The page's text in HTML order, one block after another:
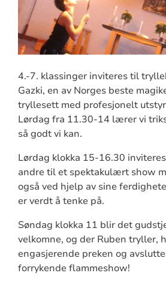
4.-7. klassinger inviteres til
Gazki, en av Norges beste
tryllesett med profesjonelt
Lørdag fra 11.30-14 lærer vi
så godt vi kan.
Lørdag klokka 15-16.30
andre til et spektakulært show
også ved hjelp av sine
er verdt å tenke på.
Søndag klokka 11 blir det
velkomne, og der Ruben tryller,
engasjerende preken og
forrykende flammeshow!